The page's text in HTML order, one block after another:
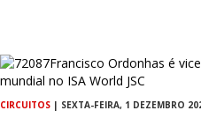
CIRCUITOS | SEXTA-FEIRA, 1 DEZEMBRO